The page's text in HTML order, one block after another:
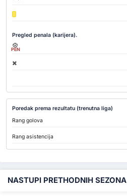
Pregled penala (karijera).
PEN
Poredak prema rezultatu (trenutna liga)
Rang golova
Rang asistencija
NASTUPI PRETHODNIH SEZONA